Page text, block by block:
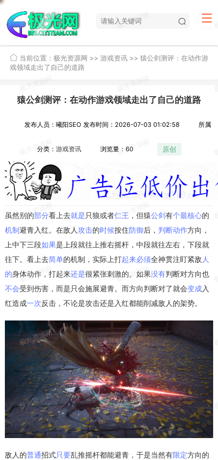
当前位置： 极光资源网 >> 游戏资讯 >> 猿公剑测评：在动作游
戏领域走出了自己的道路
猿公剑测评：在动作游戏领域走出了自己的道路
发布人员：曦阳SEO 发布时间：2026-07-03 01:02:58 所属
分类： 游戏资讯 浏览量：60 原创
虽然别的部分看上去就是只狼或者仁王 ，但猿公剑有个最核心的
机制避青入红。在敌人攻击的时候按住防御后， 判断动作方向，
上中下三段如果是上段就往上推右摇杆，中段就往左右，下段就
往下。看上去简单的机制，实际上打起来必须全神贯注盯紧敌 人
的身体动作，打起来还是很紧张刺激的。如果没有判断对方向也
不会受到伤害，而是只会施展避青。而方向判断对了就会变成入
红造成一次反击，不论是攻击还是入红都能削减敌人的架势。
敌人的普通招式只要乱推摇杆都能避青，于是当然有限定方向的